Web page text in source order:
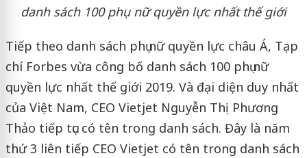
danh sách 100 phụ nữ quyền lực nhất thế giới
Tiếp theo danh sách phụ nữ quyền lực châu Á, Tạp
chí Forbes vừa công bố danh sách 100 phụ nữ
quyền lực nhất thế giới 2019. Và đại diện duy nhất
của Việt Nam, CEO Vietjet Nguyễn Thị Phương
Thảo tiếp tục có tên trong danh sách. Đây là năm
thứ 3 liên tiếp CEO Vietjet có tên trong danh sách